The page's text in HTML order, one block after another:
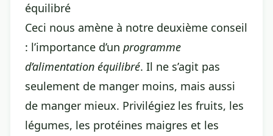
équilibré
Ceci nous amène à notre deuxième conseil
: l’importance d’un programme
d’alimentation équilibré. Il ne s’agit pas
seulement de manger moins, mais aussi
de manger mieux. Privilégiez les fruits, les
légumes, les protéines maigres et les